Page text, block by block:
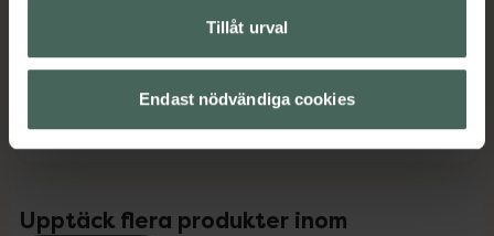
Tillåt urval
Endast nödvändiga cookies
Instruktioner
Upptäck flera produkter inom